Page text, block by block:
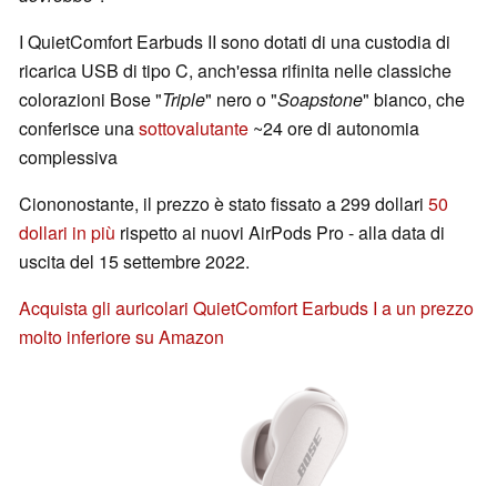
I QuietComfort Earbuds II sono dotati di una custodia di
ricarica USB di tipo C, anch'essa rifinita nelle classiche
colorazioni Bose "Triple" nero o "Soapstone" bianco, che
conferisce unasottovalutante ~24 ore di autonomia
complessiva
Ciononostante, il prezzo è stato fissato a 299 dollari 50
dollari in più rispetto ai nuovi AirPods Pro - alla data di
uscita del 15 settembre 2022.
Acquista gli auricolari QuietComfort Earbuds I a un prezzo
molto inferiore su Amazon